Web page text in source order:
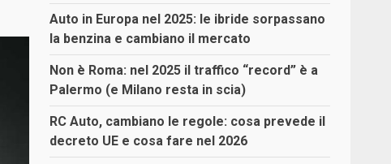
Auto in Europa nel 2025: le ibride sorpassano
la benzina e cambiano il mercato
Non è Roma: nel 2025 il traffico “record” è a
Palermo (e Milano resta in scia)
RC Auto, cambiano le regole: cosa prevede il
decreto UE e cosa fare nel 2026